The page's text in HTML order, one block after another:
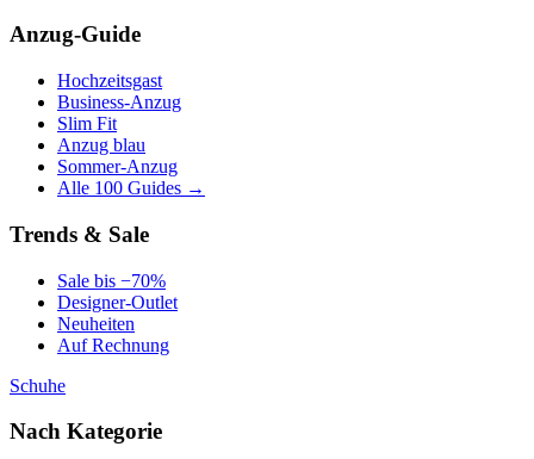
Anzug-Guide
Hochzeitsgast
Business-Anzug
Slim Fit
Anzug blau
Sommer-Anzug
Alle 100 Guides →
Trends & Sale
Sale bis −70%
Designer-Outlet
Neuheiten
Auf Rechnung
Schuhe
Nach Kategorie